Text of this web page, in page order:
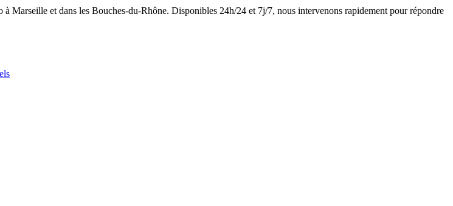
Marseille et dans les Bouches-du-Rhône. Disponibles 24h/24 et 7j/7, nous intervenons rapidement pour répondre